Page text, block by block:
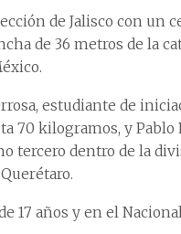
de Jalisco con un
de 36 metros de la
estudiante de
70 kilogramos, y Pablo
tercero dentro de la
17 años y en el